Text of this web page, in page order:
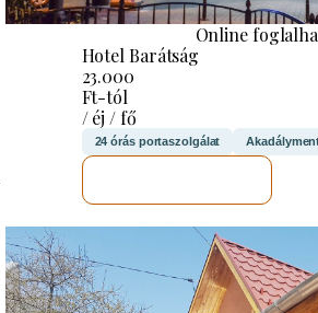
Online
Hotel Barátság
23.000
Ft-tól
/ éj / fő
24 órás portaszolgálat